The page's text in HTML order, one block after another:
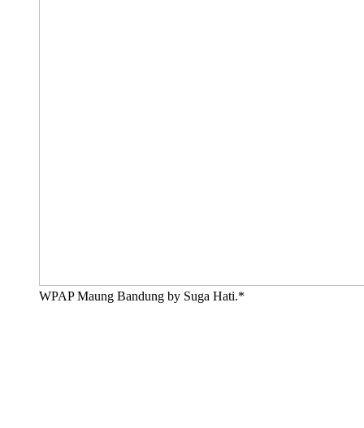
WPAP Maung Bandung by Suga Hati.*